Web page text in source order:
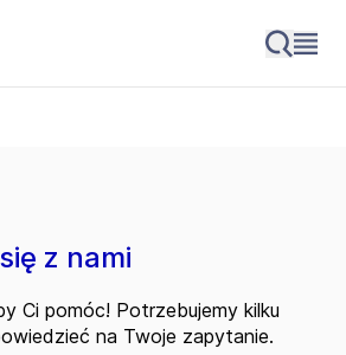
z nami
Ci pomóc! Potrzebujemy kilku
na Twoje zapytanie.